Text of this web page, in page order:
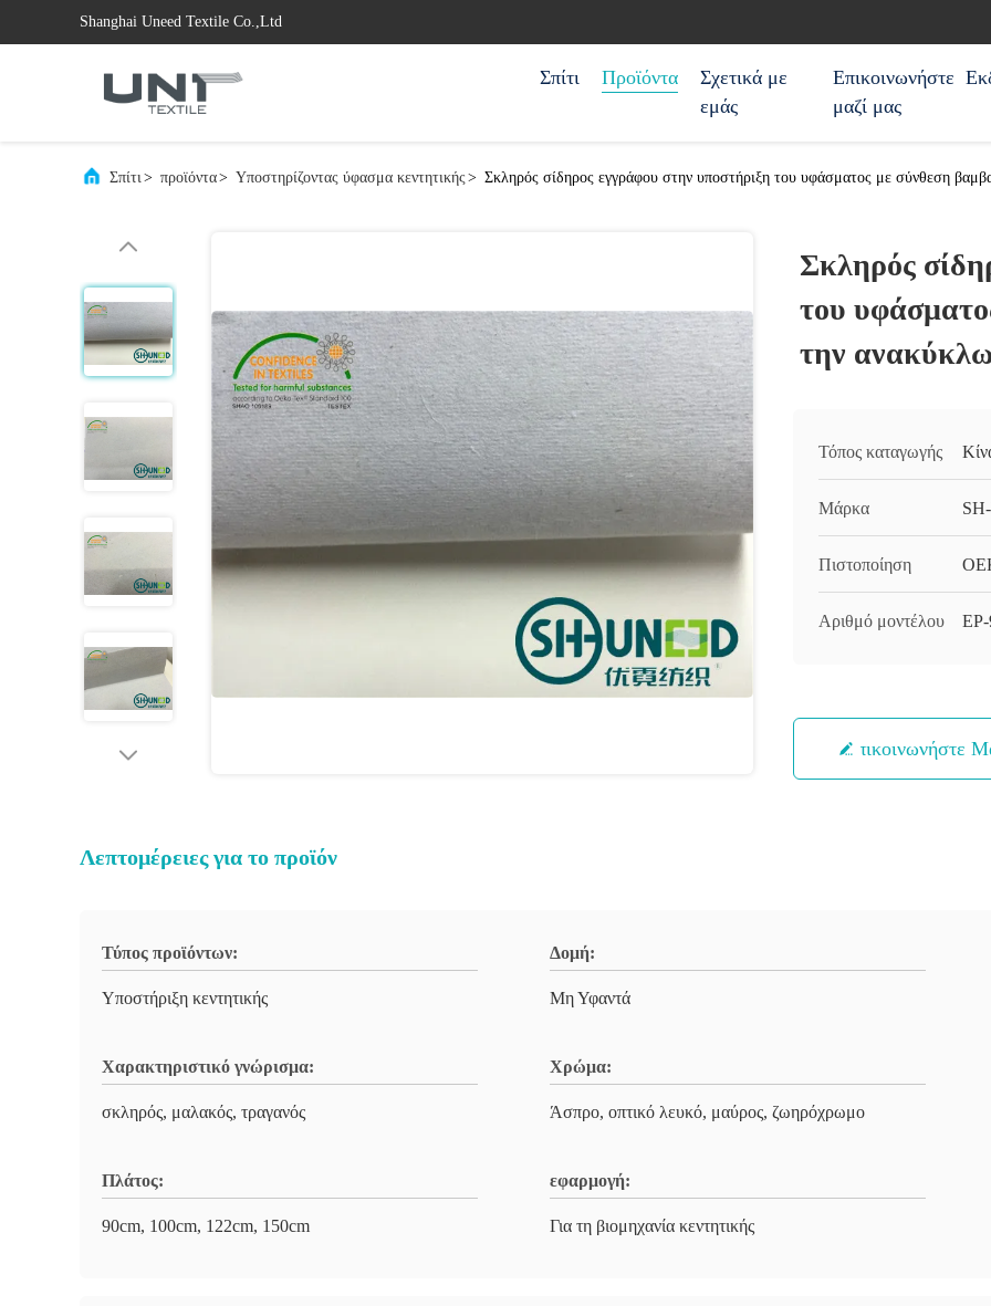
Shanghai Uneed Textile Co.,Ltd
Σπίτι Προϊόντα
Σχετικά με
εμάς
Επικοινωνήστε
μαζί μας
Σπίτι> προϊόντα> Υποστηρίζοντας ύφασμα κεντητικής > Σκληρός σίδηρος εγγράφου στην υποστήριξη του υφάσματος με σύνθεση
Σκληρός
του
την
Τόπος καταγωγής
Μάρκα
Πιστοποίηση
Αριθμό μοντέλου
Επικοινωνήστε
Λεπτομέρειες για το προϊόν
Τύπος προϊόντων:
Υποστήριξη κεντητικής
Δομή:
Μη Υφαντά
Χαρακτηριστικό γνώρισμα:
σκληρός, μαλακός, τραγανός
Χρώμα:
Άσπρο, οπτικό λευκό, μαύρος, ζωηρόχρωμο
Πλάτος:
90cm, 100cm, 122cm, 150cm
εφαρμογή:
Για τη βιομηχανία κεντητικής